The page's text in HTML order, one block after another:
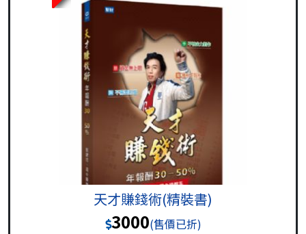
天才賺錢術(精裝書)
3000(售價已折)